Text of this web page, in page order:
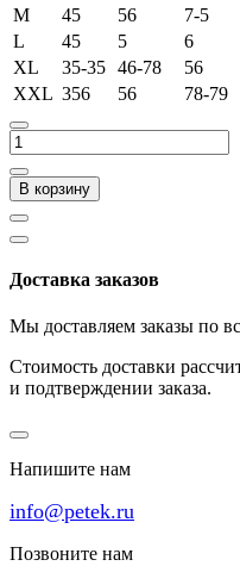
M
45 56
7-5
L
45 5
6
XL
35-35 46-78
56
XXL 356 56 78-79
В корзину
Доставка заказов
Мы доставляем заказы по
Стоимость доставки
и подтверждении заказа.
Напишите нам
info@petek.ru
Позвоните нам